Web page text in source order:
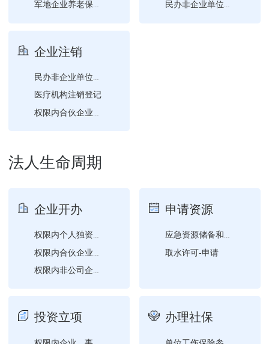
军地企业养老保险关系转移... 民办非企业单位的变更登记...
企业注销
民办非企业单位注销登记
医疗机构注销登记
法人生命周期
企业开办
权限内个人独资企业设立登...
权限内非公司企业法人设立...
申请资源
应急资源储备和维护更新情...
取水许可-申请
投资立项 办理社保